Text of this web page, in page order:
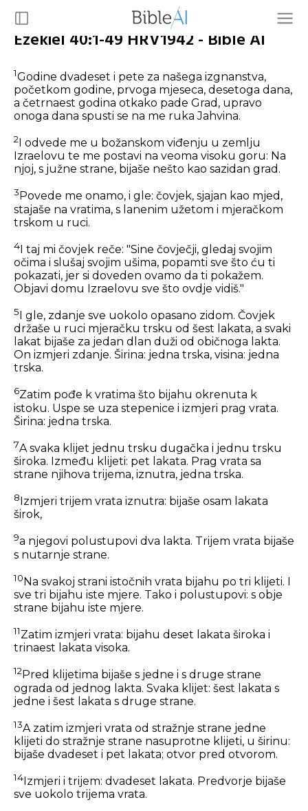
Ezekiel 40:1-49 HRV1942 - Bible AI
1Godine dvadeset i pete za našega izgnanstva,
početkom godine, prvoga mjeseca, desetoga dana,
a četrnaest godina otkako pade Grad, upravo
onoga dana spusti se na me ruka Jahvina.
2
I odvede me u božanskom viđenju u zemlju
Izraelovu te me postavi na veoma visoku goru: Na
njoj, s južne strane, bijaše nešto kao sazidan grad.
3 Povede me onamo, i gle: čovjek, sjajan kao mjed,
stajaše na vratima, s lanenim užetom i mjeračkom
trskom u ruci.
4I taj mi čovjek reče: "Sine čovječji, gledaj svojim
očima i slušaj svojim ušima, popamti sve što ću ti
pokazati, jer si doveden ovamo da ti pokažem.
Objavi domu Izraelovu sve što ovdje vidiš."
5
I gle, zdanje sve uokolo opasano zidom. Čovjek
držaše u ruci mjeračku trsku od šest lakata, a svaki
lakat bijaše za jedan dlan duži od običnoga lakta.
On izmjeri zdanje. Širina: jedna trska, visina: jedna
trska.
6Zatim pođe k vratima što bijahu okrenuta k
istoku. Uspe se uza stepenice i izmjeri prag vrata.
Širina: jedna trska.
7A svaka klijet jednu trsku dugačka i jednu trsku
široka. Između klijeti: pet lakata. Prag vrata sa
strane njihova trijema, iznutra, jedna trska.
8 Izmjeri trijem vrata iznutra: bijaše osam lakata
širok,
9a njegovi polustupovi dva lakta. Trijem vrata bijaše
s nutarnje strane.
10Na svakoj strani istočnih vrata bijahu po tri klijeti. I
sve tri bijahu iste mjere. Tako i polustupovi: s obje
strane bijahu iste mjere.
11Zatim izmjeri vrata: bijahu deset lakata široka i
trinaest lakata visoka.
12Pred klijetima bijaše s jedne i s druge strane
ograda od jednog lakta. Svaka klijet: šest lakata s
jedne i šest lakata s druge strane.
13A zatim izmjeri vrata od stražnje strane jedne
klijeti do stražnje strane nasuprotne klijeti, u širinu:
bijaše dvadeset i pet lakata; otvor pred otvorom.
14 Izmjeri i trijem: dvadeset lakata. Predvorje bijaše
sve uokolo trijema vrata.